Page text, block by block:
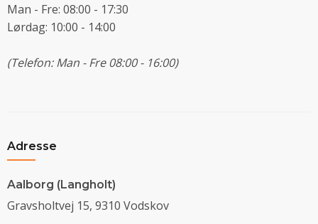
Man - Fre: 08:00 - 17:30
Lørdag: 10:00 - 14:00
(Telefon: Man - Fre 08:00 - 16:00)
Adresse
Aalborg (Langholt)
Gravsholtvej 15, 9310 Vodskov